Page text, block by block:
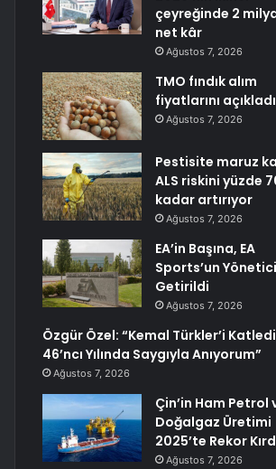
çeyreğinde 2
net kâr
Ağustos 7, 2026
TMO fındık alım
fiyatlarını açıkladı
Ağustos 7, 2026
Pestisite maruz
ALS riskini yüzde
kadar artırıyor
Ağustos 7, 2026
EA’in Başına, EA
Sports’un
Getirildi
Ağustos 7, 2026
Özgür Özel: “Kemal Türkler’i
46’ncı Yılında Saygıyla Anıyorum”
Ağustos 7, 2026
Çin’in Ham Petrol
Doğalgaz Üretimi
2025’te Rekor
Ağustos 7, 2026